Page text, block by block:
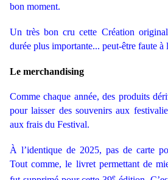
bon moment.
Un très bon cru cette Création
durée plus importante... peut-être faute à
Le merchandising
Comme chaque année, des produits
pour laisser des souvenirs aux
aux frais du Festival.
À l’identique de 2025, pas de carte
Tout comme, le livret permettant de
e